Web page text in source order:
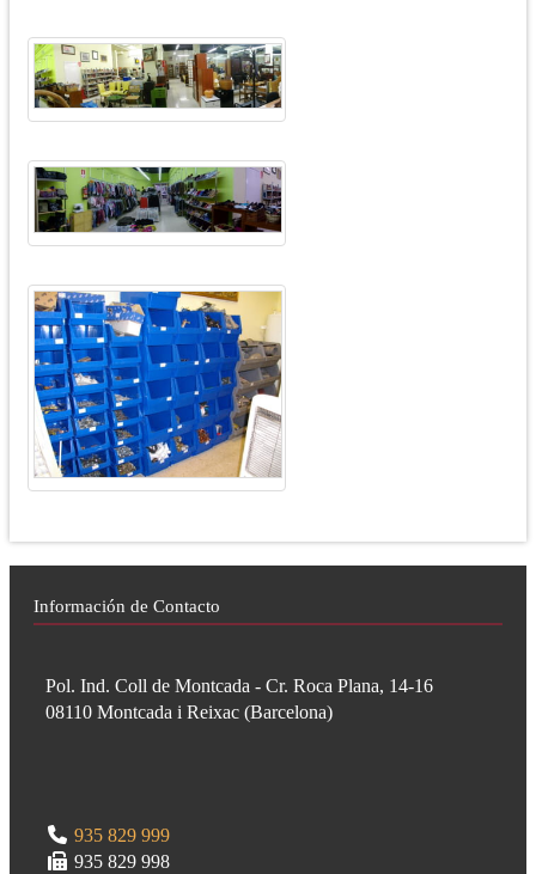
Información de Contacto
Pol. Ind. Coll de Montcada - Cr. Roca Plana, 14-16
08110 Montcada i Reixac (Barcelona)
935 829 999
935 829 998